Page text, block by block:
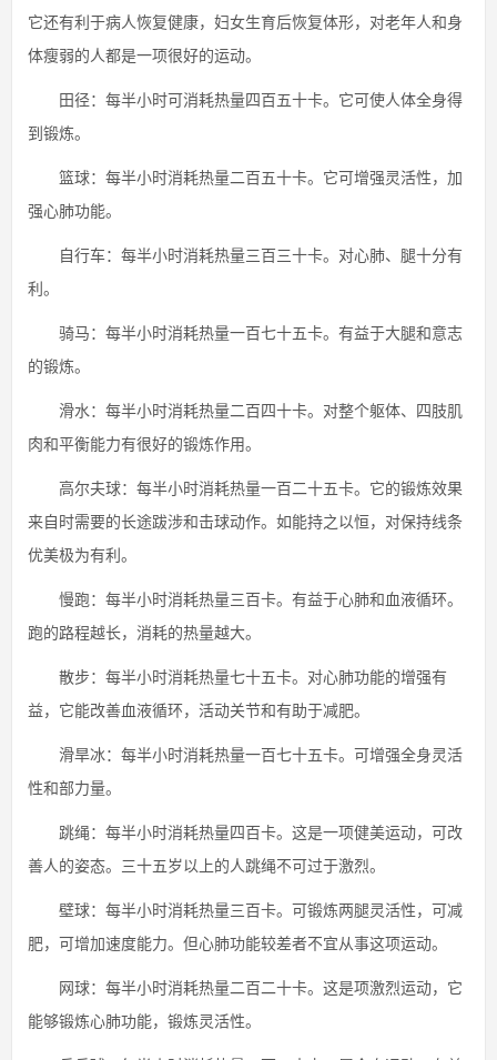
它还有利于病人恢复健康，妇女生育后恢复体形，对老年人和身
体瘦弱的人都是一项很好的运动。
田径：每半小时可消耗热量四百五十卡。它可使人体全身得
到锻炼。
篮球：每半小时消耗热量二百五十卡。它可增强灵活性，加
强心肺功能。
自行车：每半小时消耗热量三百三十卡。对心肺、腿十分有
利。
骑马：每半小时消耗热量一百七十五卡。有益于大腿和意志
的锻炼。
滑水：每半小时消耗热量二百四十卡。对整个躯体、四肢肌
肉和平衡能力有很好的锻炼作用。
高尔夫球：每半小时消耗热量一百二十五卡。它的锻炼效果
来自时需要的长途跋涉和击球动作。如能持之以恒，对保持线条
优美极为有利。
慢跑：每半小时消耗热量三百卡。有益于心肺和血液循环。
跑的路程越长，消耗的热量越大。
散步：每半小时消耗热量七十五卡。对心肺功能的增强有
益，它能改善血液循环，活动关节和有助于减肥。
滑旱冰：每半小时消耗热量一百七十五卡。可增强全身灵活
性和部力量。
跳绳：每半小时消耗热量四百卡。这是一项健美运动，可改
善人的姿态。三十五岁以上的人跳绳不可过于激烈。
壁球：每半小时消耗热量三百卡。可锻炼两腿灵活性，可减
肥，可增加速度能力。但心肺功能较差者不宜从事这项运动。
网球：每半小时消耗热量二百二十卡。这是项激烈运动，它
能够锻炼心肺功能，锻炼灵活性。